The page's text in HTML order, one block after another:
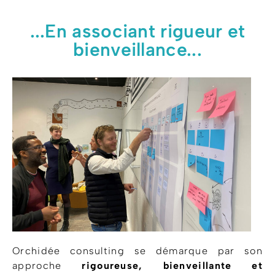
...En associant rigueur et
bienveillance...
Orchidée consulting se démarque par son
approche rigoureuse, bienveillante et